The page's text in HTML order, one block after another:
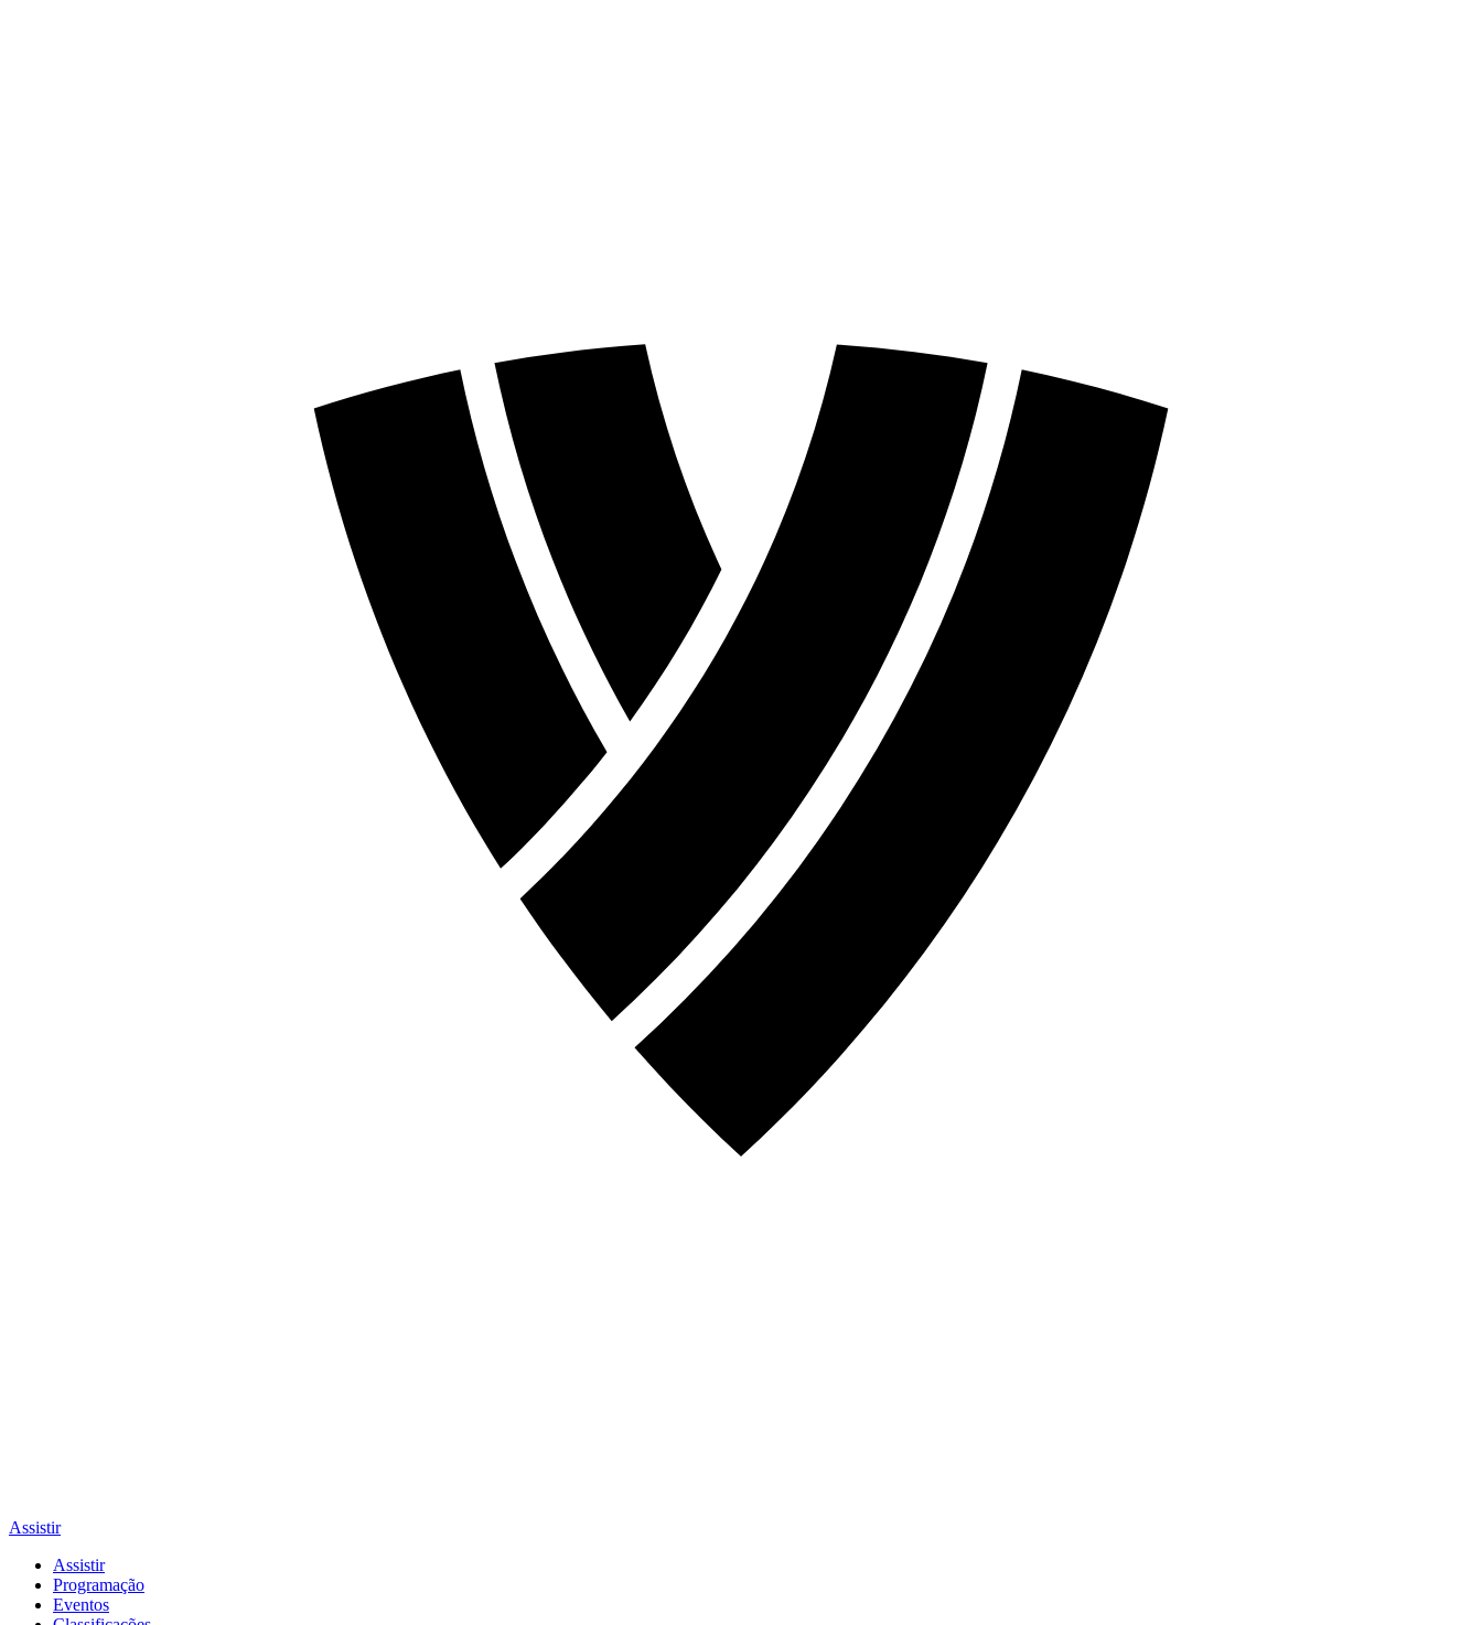
Assistir
Assistir
Programação
Eventos